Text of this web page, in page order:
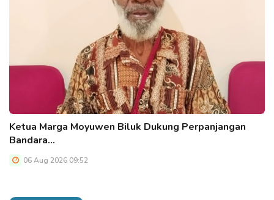
Ketua Marga Moyuwen Biluk Dukung Perpanjangan
Bandara…
06 Aug 2026 09:52